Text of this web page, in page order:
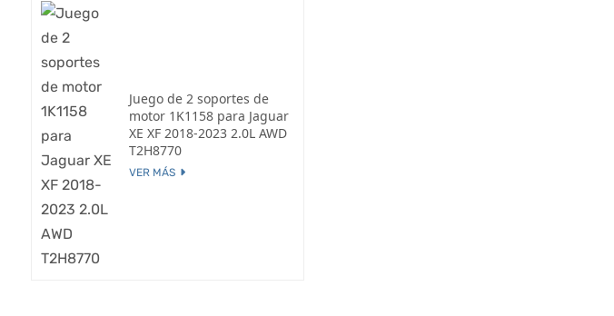
Juego de 2 soportes de
motor 1K1158 para Jaguar
XE XF 2018-2023 2.0L AWD
T2H8770
VER MÁS